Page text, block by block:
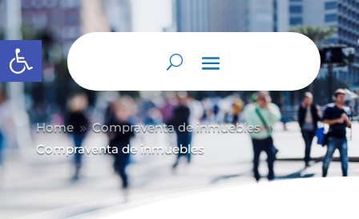
Abrir barra de herramientas
Home 9 Compraventa de inmuebles 9
Compraventa de inmuebles